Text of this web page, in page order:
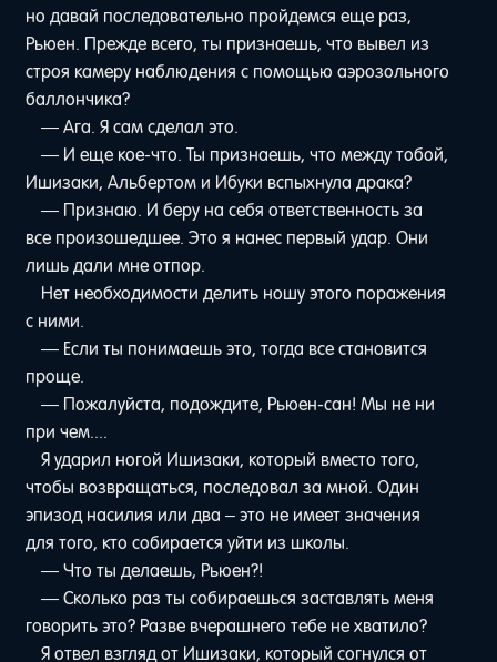
но давай последовательно пройдемся еще раз,
Рьюен. Прежде всего, ты признаешь, что вывел из
строя камеру наблюдения с помощью аэрозольного
баллончика?
— Ага. Я сам сделал это.
— И еще кое-что. Ты признаешь, что между тобой,
Ишизаки, Альбертом и Ибуки вспыхнула драка?
— Признаю. И беру на себя ответственность за
все произошедшее. Это я нанес первый удар. Они
лишь дали мне отпор.
Нет необходимости делить ношу этого поражения
с ними.
— Если ты понимаешь это, тогда все становится
проще.
— Пожалуйста, подождите, Рьюен-сан! Мы не ни
при чем....
Я ударил ногой Ишизаки, который вместо того,
чтобы возвращаться, последовал за мной. Один
эпизод насилия или два – это не имеет значения
для того, кто собирается уйти из школы.
— Что ты делаешь, Рьюен?!
— Сколько раз ты собираешься заставлять меня
говорить это? Разве вчерашнего тебе не хватило?
Я отвел взгляд от Ишизаки, который согнулся от